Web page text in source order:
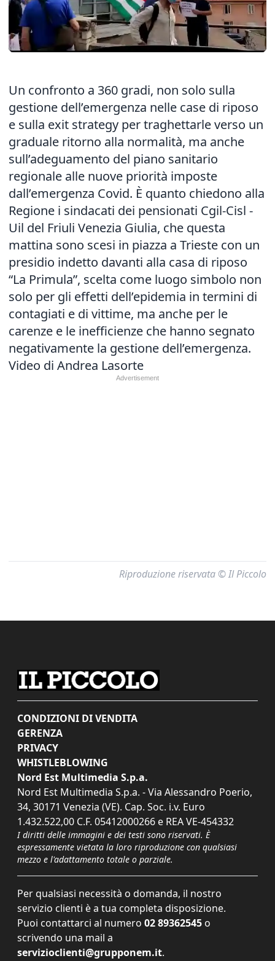
Un confronto a 360 gradi, non solo sulla
gestione dell’emergenza nelle case di riposo
e sulla exit strategy per traghettarle verso un
graduale ritorno alla normalità, ma anche
sull’adeguamento del piano sanitario
regionale alle nuove priorità imposte
dall’emergenza Covid. È quanto chiedono alla
Regione i sindacati dei pensionati Cgil-Cisl -
Uil del Friuli Venezia Giulia, che questa
mattina sono scesi in piazza a Trieste con un
presidio indetto davanti alla casa di riposo
“La Primula”, scelta come luogo simbolo non
solo per gli effetti dell’epidemia in termini di
contagiati e di vittime, ma anche per le
carenze e le inefficienze che hanno segnato
negativamente la gestione dell’emergenza.
Video di Andrea Lasorte
Riproduzione riservata © Il Piccolo
CONDIZIONI DI VENDITA
GERENZA
PRIVACY
WHISTLEBLOWING
Nord Est Multimedia S.p.a.
Nord Est Multimedia S.p.a. - Via Alessandro Poerio,
34, 30171 Venezia (VE). Cap. Soc. i.v. Euro
1.432.522,00 C.F. 05412000266 e REA VE-454332
I diritti delle immagini e dei testi sono riservati. È
espressamente vietata la loro riproduzione con qualsiasi
mezzo e l'adattamento totale o parziale.
Per qualsiasi necessità o domanda, il nostro
servizio clienti è a tua completa disposizione.
Puoi contattarci al numero 02 89362545 o
scrivendo una mail a
servizioclienti@grupponem.it.